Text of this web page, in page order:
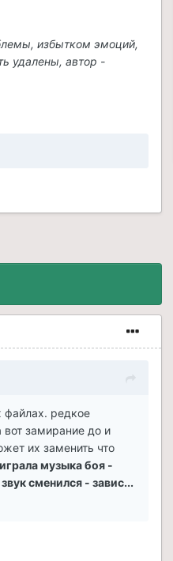
избытком эмоций,
удалены, автор -
файлах. редкое
замирание до и
их заменить что
музыка боя -
сменился - завис...